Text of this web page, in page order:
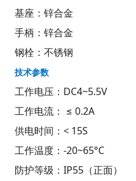
基座：锌合金
手柄：锌合金
钢栓：不锈钢
技术参数
工作电压：DC4~5.5V
工作电流： ≤ 0.2A
供电时间：< 15S
工作温度：-20~65°C
防护等级：IP55（正面）